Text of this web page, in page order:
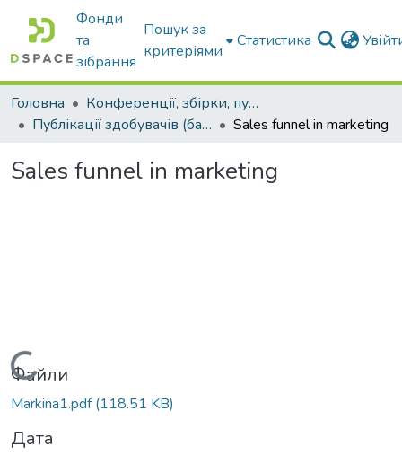
Фонди
та
зібрання
Пошук за
критеріями
Статистика
Головна
Конференції, збірки, публікації молодих вчених і здобувачів : магістрів, бакалаврів, аспірантів.
Публікації здобувачів (бакалаврів. магістрів, аспірантів)
Sales funnel in marketing
Sales funnel in marketing
Вантажиться...
Файли
Markina1.pdf(118.51 KB)
Дата